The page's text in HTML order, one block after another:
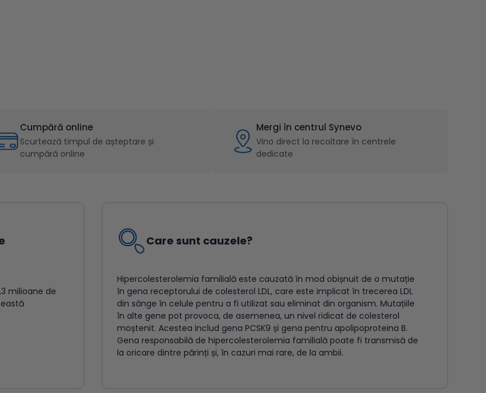
Cumpără online
Scurtează timpul de așteptare și
cumpără online
Mergi în centrul Synevo
Vino direct la recoltare în centrele
dedicate
milioane de
Care sunt cauzele?
Hipercolesterolemia familială este cauzată în mod obișnuit de o mutație
în gena receptorului de colesterol LDL, care este implicat în trecerea LDL
din sânge în celule pentru a fi utilizat sau eliminat din organism. Mutațiile
în alte gene pot provoca, de asemenea, un nivel ridicat de colesterol
moștenit. Acestea includ gena PCSK9 și gena pentru apolipoproteina B.
Gena responsabilă de hipercolesterolemia familială poate fi transmisă de
la oricare dintre părinți și, în cazuri mai rare, de la ambii.